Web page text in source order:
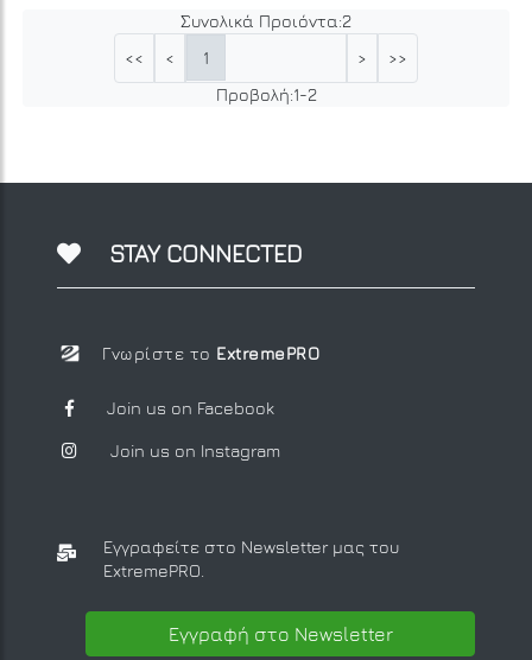
Συνολικά Προιόντα:2
<<
< 1 >
>>
Προβολή:1-2
STAY CONNECTED
Γνωρίστε το ExtremePRO
Join us on Facebook
Join us on Instagram
Εγγραφείτε στο Newsletter μας του
ExtremePRO.
Εγγραφή στο Newsletter